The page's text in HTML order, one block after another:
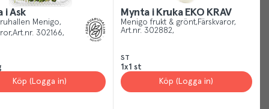
i Ask
Menigo
Art.nr. 302166
Köp (Logga in)
Mynta i Kruka EKO KRAV
Menigo frukt & grönt Färskvaror
Art.nr. 302882
ST
1x1 st
Köp (Logga in)
sites,